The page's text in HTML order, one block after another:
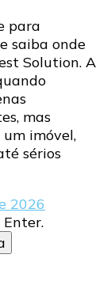
para
saiba onde
Solution. A
mas
imóvel,
sérios
2026
Enter.